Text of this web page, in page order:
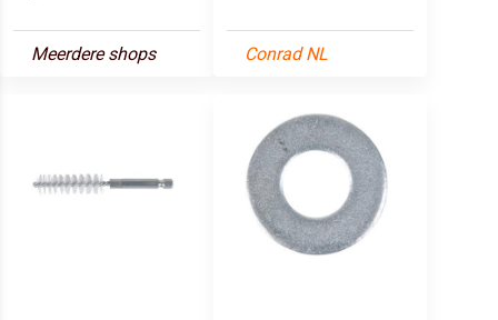
Meerdere shops Conrad NL